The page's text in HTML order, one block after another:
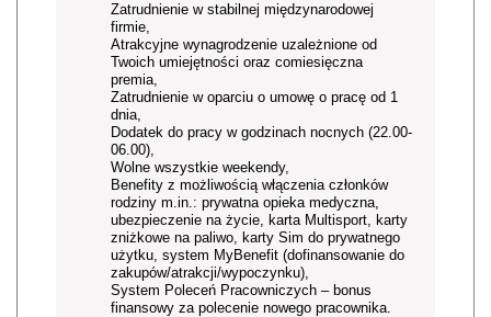
Zatrudnienie w stabilnej międzynarodowej
firmie,
Atrakcyjne wynagrodzenie uzależnione od
Twoich umiejętności oraz comiesięczna
premia,
Zatrudnienie w oparciu o umowę o pracę od 1
dnia,
Dodatek do pracy w godzinach nocnych (22.00-
06.00),
Wolne wszystkie weekendy,
Benefity z możliwością włączenia członków
rodziny m.in.: prywatna opieka medyczna,
ubezpieczenie na życie, karta Multisport, karty
zniżkowe na paliwo, karty Sim do prywatnego
użytku, system MyBenefit (dofinansowanie do
zakupów/atrakcji/wypoczynku),
System Poleceń Pracowniczych – bonus
finansowy za polecenie nowego pracownika.